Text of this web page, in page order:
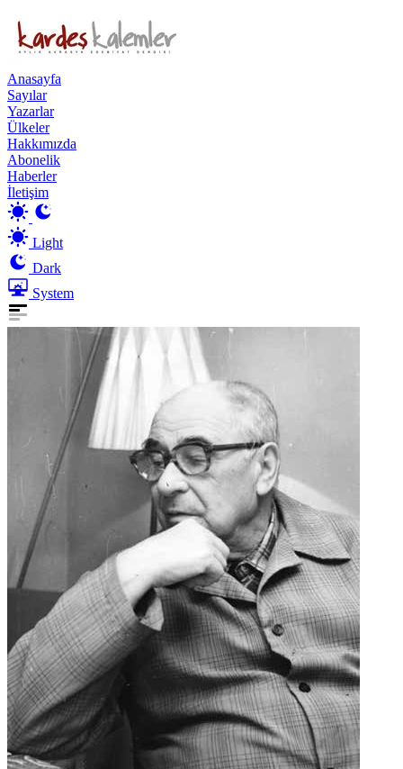
Anasayfa
Sayılar
Yazarlar
Ülkeler
Hakkımızda
Abonelik
Haberler
İletişim
Light
Dark
System